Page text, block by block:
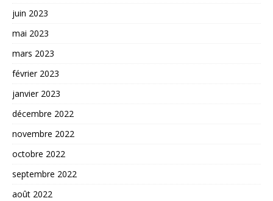
juin 2023
mai 2023
mars 2023
février 2023
janvier 2023
décembre 2022
novembre 2022
octobre 2022
septembre 2022
août 2022